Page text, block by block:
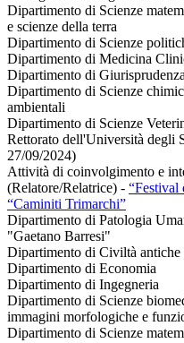
Dipartimento di Scienze
e scienze della terra
Dipartimento di Scienze
Dipartimento di Medicina
Dipartimento di Giurisprudenza
Dipartimento di Scienze
ambientali
Dipartimento di Scienze
Rettorato dell'Università degli
27/09/2024)
Attività di coinvolgimento e
(Relatore/Relatrice) - “Festival
“Caminiti Trimarchi”
Dipartimento di Patologia
"Gaetano Barresi"
Dipartimento di Civiltà antiche
Dipartimento di Economia
Dipartimento di Ingegneria
Dipartimento di Scienze
immagini morfologiche e
Dipartimento di Scienze